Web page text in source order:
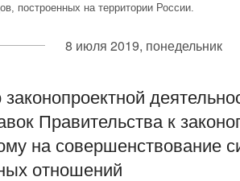
построенных на территории России.
8 июля 2019, понедельник
Правительства к
на совершенствование
отношений